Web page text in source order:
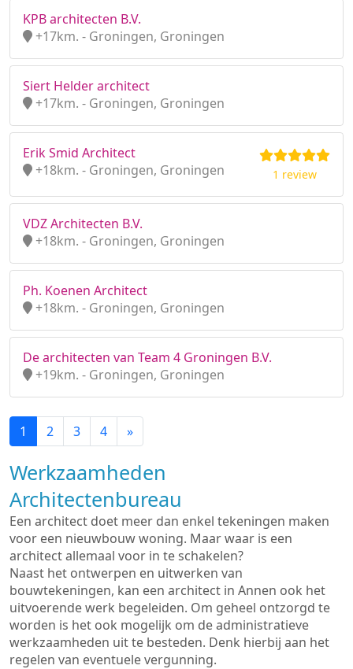
KPB architecten B.V.
+17km. - Groningen, Groningen
Siert Helder architect
+17km. - Groningen, Groningen
Erik Smid Architect
+18km. - Groningen, Groningen
1 review
VDZ Architecten B.V.
+18km. - Groningen, Groningen
Ph. Koenen Architect
+18km. - Groningen, Groningen
De architecten van Team 4 Groningen B.V.
+19km. - Groningen, Groningen
1 2 3 4 »
Werkzaamheden
Architectenbureau
Een architect doet meer dan enkel tekeningen maken
voor een nieuwbouw woning. Maar waar is een
architect allemaal voor in te schakelen?
Naast het ontwerpen en uitwerken van
bouwtekeningen, kan een architect in Annen ook het
uitvoerende werk begeleiden. Om geheel ontzorgd te
worden is het ook mogelijk om de administratieve
werkzaamheden uit te besteden. Denk hierbij aan het
regelen van eventuele vergunning.